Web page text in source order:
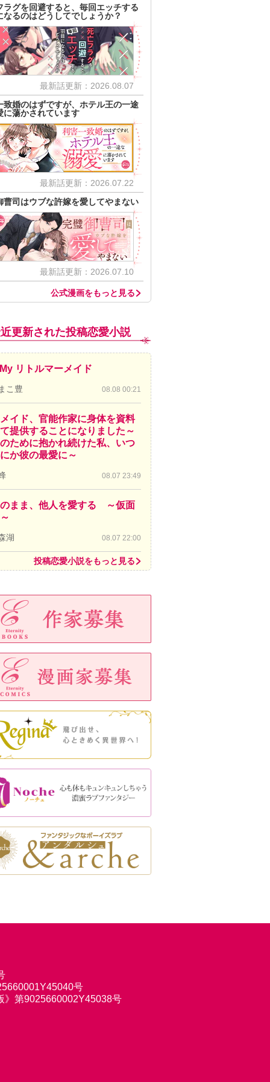
ラグを回避すると、毎回エッチする
なるのはどうしてでしょうか？
最新話更新：2026.08.07
致婚のはずですが、ホテル王の一途
に蕩かされています
最新話更新：2026.07.22
曹司はウブな許嫁を愛してやまない
最新話更新：2026.07.10
公式漫画をもっと見る
更新された投稿恋愛小説
リトルマーメイド
こ豊 08.08 00:21
イド、官能作家に身体を資料
提供することになりました～
ために抱かれ続けた私、いつ
か彼の最愛に～
08.07 23:49
まま、他人を愛する ～仮面
湖 08.07 22:00
投稿恋愛小説をもっと見る
号
第9025660002Y45038号